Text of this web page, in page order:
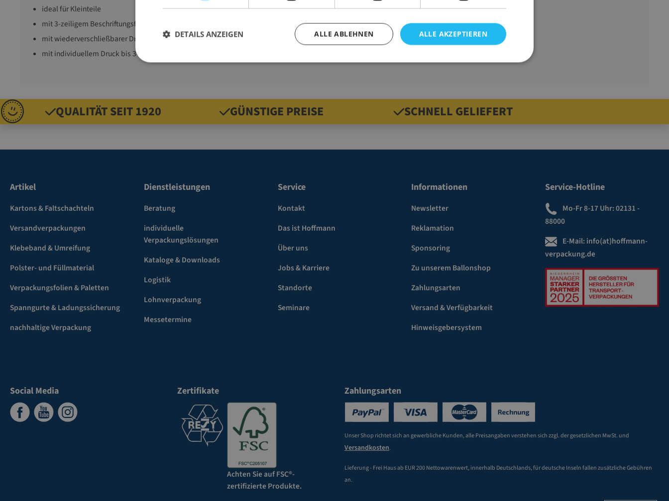
ideal für Kleinteile
mit 3-zeiligem Beschriftungsfeld
mit wiederverschließbarer Druckverschluss
mit individuellem Druck bis 3-farbig lieferbar
QUALITÄT SEIT 1920 GÜNSTIGE PREISE SCHNELL GELIEFERT
Artikel
Kartons & Faltschachteln
Versandverpackungen
Klebeband & Umreifung
Polster- und Füllmaterial
Verpackungsfolien & Paletten
Spanngurte & Ladungssicherung
nachhaltige Verpackung
Dienstleistungen
Beratung
individuelle
Verpackungslösungen
Kataloge & Downloads
Logistik
Lohnverpackung
Messetermine
Service
Kontakt
Das ist Hoffmann
Über uns
Jobs & Karriere
Standorte
Seminare
Informationen
Newsletter
Reklamation
Sponsoring
Zu unserem Ballonshop
Zahlungsarten
Versand & Verfügbarkeit
Hinweisgebersystem
Service-Hotline
Mo-Fr 8-17 Uhr:02131 -
88000
E-Mail: info(at)hoffmann-
verpackung.de
Social Media Zertifikate
Achten Sie auf FSC®-
zertifizierte Produkte.
Zahlungsarten
Unser Shop richtet sich an gewerbliche Kunden, alle Preisangaben verstehen sich zzgl. der gesetzlichen MwSt. und
Versandkosten.
Lieferung - Frei Haus ab EUR 200 Nettowarenwert, innerhalb Deutschlands, für deutsche Inseln fallen zusätzliche Gebühren
an.
ALLE AKZEPTIEREN
ALLE ABLEHNEN
DETAILS ANZEIGEN